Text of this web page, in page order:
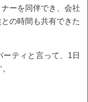
ーを同伴でき、会社
の時間も共有できた
ティと言って、1日